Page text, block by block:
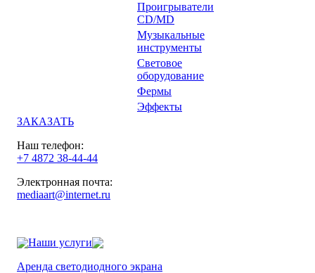
Проигрыватели
CD/MD
Музыкальные
инструменты
Световое
оборудование
Фермы
Эффекты
ЗАКАЗАТЬ
Наш телефон:
+7 4872 38-44-44
Электронная почта:
mediaart@internet.ru
Наши услуги
Аренда светодиодного экрана